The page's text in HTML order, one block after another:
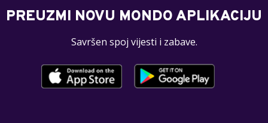
PREUZMI NOVU MONDO APLIKACIJU
Savršen spoj vijesti i zabave.